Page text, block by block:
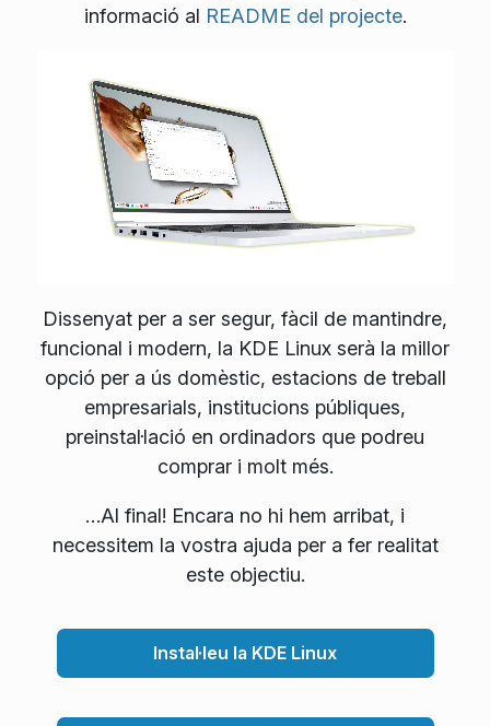
informació al README del projecte.
Dissenyat per a ser segur, fàcil de mantindre,
funcional i modern, la KDE Linux serà la millor
opció per a ús domèstic, estacions de treball
empresarials, institucions públiques,
preinstal·lació en ordinadors que podreu
comprar i molt més.
…Al final! Encara no hi hem arribat, i
necessitem la vostra ajuda per a fer realitat
este objectiu.
Instal·leu la KDE Linux